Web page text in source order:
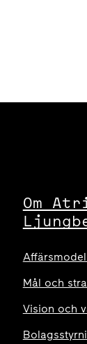
Om
Mål och
Vision och